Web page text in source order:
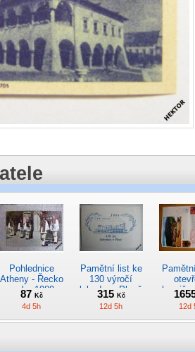
Pohlednice
Atheny - Řecko
z roku 1989.
Nová nepoužitá
*5019
87 Kč
4d 5h
Pamětní list ke
130 výročí
lokodepa Plzeň
*2963
315 Kč
12d 5h 12d